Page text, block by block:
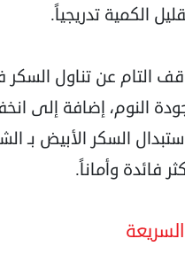
الكمية تدريجياً.
التام عن تناول
النوم، إضافة إلى
السكر الأبيض بـ
فائدة وأماناً.